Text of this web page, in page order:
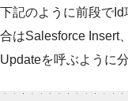
下記のように前段で
合はSalesforce Insert
Updateを呼ぶように